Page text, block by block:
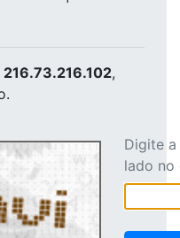
216.73.216.102,
Digite
lado no